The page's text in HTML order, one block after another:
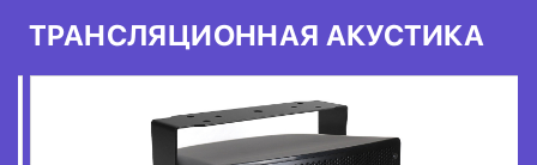
ТРАНСЛЯЦИОННАЯ АКУСТИКА